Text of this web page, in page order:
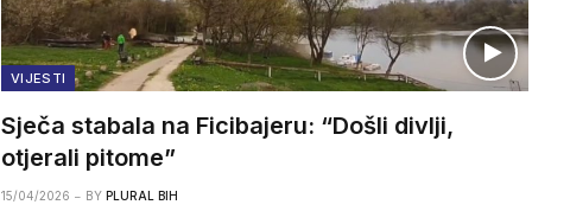
VIJESTI
Sječa stabala na Ficibajeru: “Došli divlji,
otjerali pitome”
15/04/2026 BY PLURAL BIH